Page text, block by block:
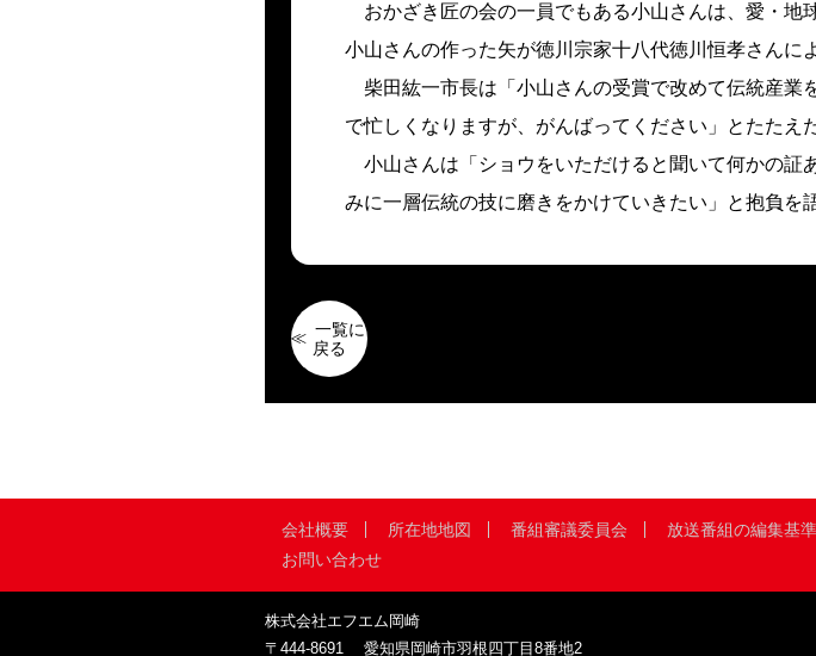
おかざき匠の会の一員でもある小山さんは、愛・地
小山さんの作った矢が徳川宗家十八代徳川恒孝さんに
柴田紘一市長は「小山さんの受賞で改めて伝統産業
で忙しくなりますが、がんばってください」とたたえた
小山さんは「ショウをいただけると聞いて何かの証
みに一層伝統の技に磨きをかけていきたい」と抱負を
一覧に
戻る
会社概要 所在地地図 番組審議委員会 放送番組の編集基準
お問い合わせ
株式会社エフエム岡崎
〒444-8691
愛知県岡崎市羽根四丁目8番地2